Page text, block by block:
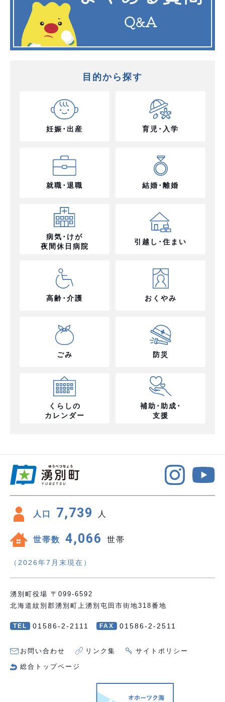
目的から探す
妊娠･出産 育児･入学
就職･退職 結婚･離婚
病気･けが
夜間休日病院
引越し･住まい
高齢･介護 おくやみ
ごみ 防災
くらしの
カレンダー
補助･助成･
支援
人口 7,739 人
世帯数 4,066 世帯
（2026年7月末現在）
湧別町役場 〒099-6592
北海道紋別郡湧別町上湧別屯田市街地318番地
TEL 01586-2-2111 FAX 01586-2-2511
お問い合わせ リンク集 サイトポリシー
総合トップページ